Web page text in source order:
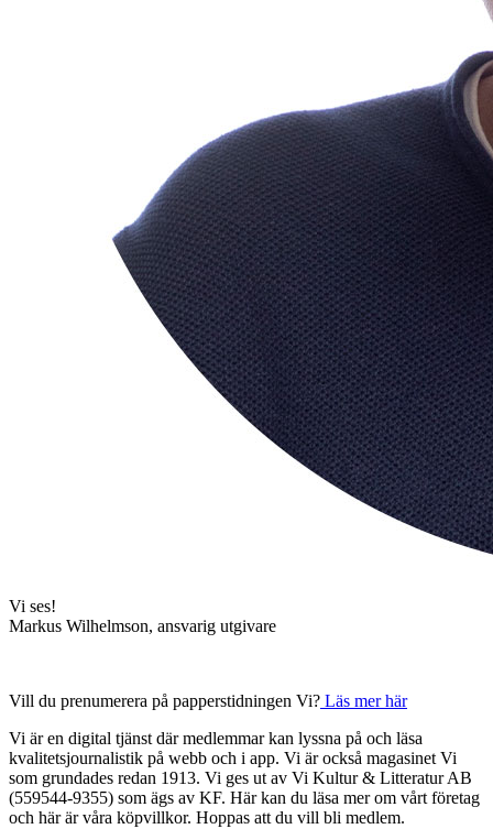
Vi ses!
Markus Wilhelmson, ansvarig utgivare
Vill du prenumerera på papperstidningen Vi? Läs mer här
Vi är en digital tjänst där medlemmar kan lyssna på och läsa
kvalitetsjournalistik på webb och i app. Vi är också magasinet Vi
som grundades redan 1913. Vi ges ut av Vi Kultur & Litteratur AB
(559544-9355) som ägs av KF. Här kan du läsa mer om vårt företag
och här är våra köpvillkor. Hoppas att du vill bli medlem.